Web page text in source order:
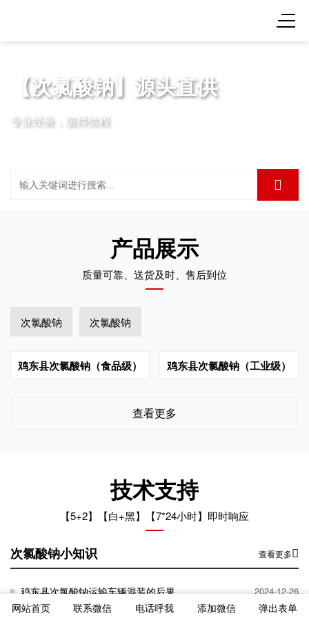
【次氯酸钠】源头直供
专业经验，值得信赖
产品展示
质量可靠、送货及时、售后到位
次氯酸钠 次氯酸钠
鸡东县次氯酸钠（食品级） 鸡东县次氯酸钠（工业级）
查看更多
技术支持
【5+2】【白+黑】【7*24小时】即时响应
次氯酸钠小知识 查看更多
鸡东县次氯酸钠运输车辆混装的后果 2024-12-26
网站首页 联系微信 电话呼我 添加微信 弹出表单